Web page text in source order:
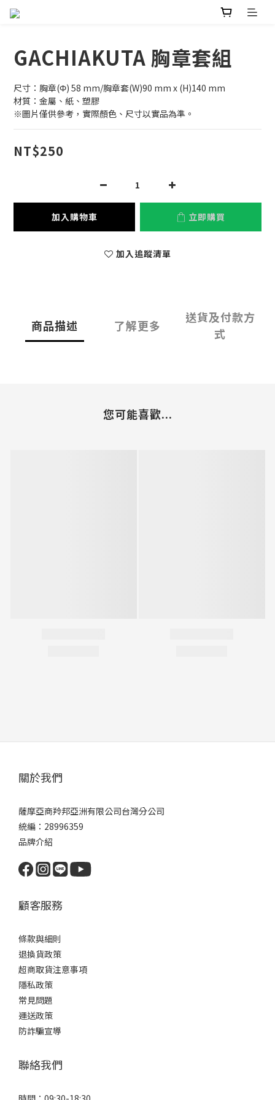
GACHIAKUTA 胸章套組
尺寸：胸章(Φ) 58 mm/胸章套(W)90 mm x (H)140 mm
材質：金屬、紙、塑膠
※圖片僅供參考，實際顏色、尺寸以實品為準。
NT$250
加入購物車 立即購買
加入追蹤清單
商品描述 了解更多
送貨及付款方
式
您可能喜歡...
關於我們
薩摩亞商羚邦亞洲有限公司台灣分公司
統編：28996359
品牌介紹
顧客服務
條款與細則
退換貨政策
超商取貨注意事項
隱私政策
常見問題
運送政策
防詐騙宣導
聯絡我們